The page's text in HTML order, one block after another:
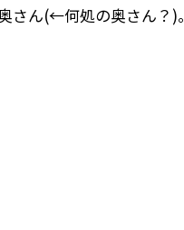
さん(←何処の奥さん？)。